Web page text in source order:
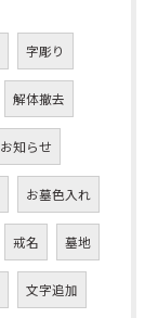
字彫り
解体撤去
お知らせ
お墓色入れ
戒名 墓地
文字追加